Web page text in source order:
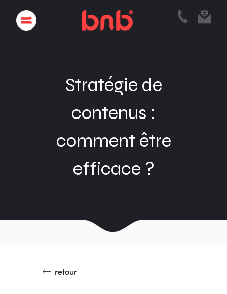
Stratégie de
contenus :
comment être
efficace ?
retour